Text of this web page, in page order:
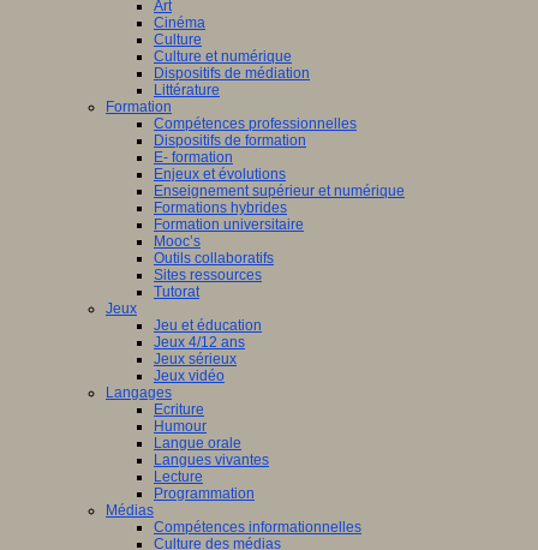
Art
Cinéma
Culture
Culture et numérique
Dispositifs de médiation
Littérature
Formation
Compétences professionnelles
Dispositifs de formation
E- formation
Enjeux et évolutions
Enseignement supérieur et numérique
Formations hybrides
Formation universitaire
Mooc’s
Outils collaboratifs
Sites ressources
Tutorat
Jeux
Jeu et éducation
Jeux 4/12 ans
Jeux sérieux
Jeux vidéo
Langages
Ecriture
Humour
Langue orale
Langues vivantes
Lecture
Programmation
Médias
Compétences informationnelles
Culture des médias